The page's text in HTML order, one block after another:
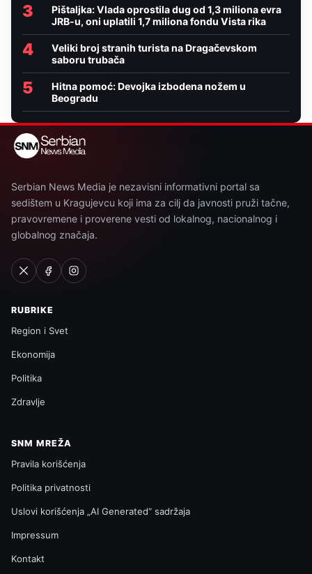
3
Pištaljka: Vlada oprostila dug od 1,3 miliona evra
JRB-u, oni uplatili 1,7 miliona fondu Vista rika
4
Veliki broj stranih turista na Dragačevskom
saboru trubača
5
Hitna pomoć: Devojka izbodena nožem u
Beogradu
Serbian News Media je nezavisni informativni portal sa
sedištem u Kragujevcu koji ima za cilj da javnosti pruži tačne,
pravovremene i proverene vesti od lokalnog, nacionalnog i
globalnog značaja.
RUBRIKE
Region i Svet
Ekonomija
Politika
Zdravlje
SNM MREŽA
Pravila korišćenja
Politika privatnosti
Uslovi korišćenja „AI Generated“ sadržaja
Impressum
Kontakt